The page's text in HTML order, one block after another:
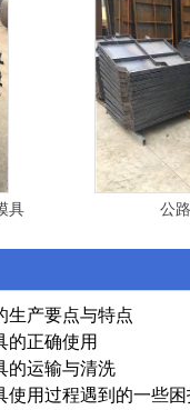
具 公
生产要点与特点
的正确使用
的运输与清洗
使用过程遇到的一些困